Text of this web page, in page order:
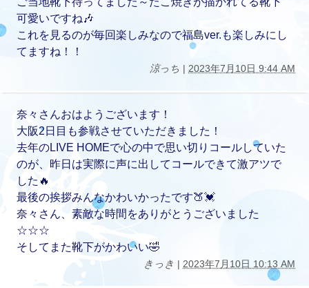
可愛いですね🎶
これを見るのが毎回楽しみなので福島ver.も楽しみにし
てますね！！
涼っち | 2023年7月10日 9:44 AM
奈々さんおはようございます！
大阪2日目も参戦させていただきました！
去年のLIVE HOMEで心の中で思い切りコールしていた
のが、昨日は実際に声に出してコールできて激アツで
した🔥
最後の挨拶みんなかわいかったです🍑💓
奈々さん、素敵な時間をありがとうございました
☆☆☆
そしてまた靴下がかわいい🤣
きっき | 2023年7月10日 10:13 AM